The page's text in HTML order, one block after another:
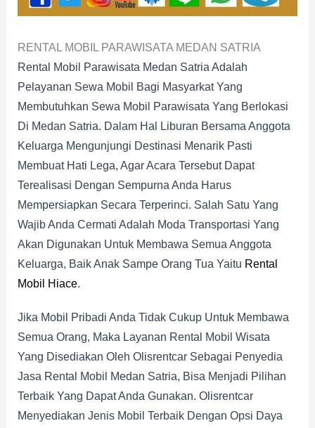
RENTAL MOBIL PARAWISATA MEDAN SATRIA
Rental Mobil Parawisata Medan Satria Adalah
Pelayanan Sewa Mobil Bagi Masyarkat Yang
Membutuhkan Sewa Mobil Parawisata Yang Berlokasi
Di Medan Satria. Dalam Hal Liburan Bersama Anggota
Keluarga Mengunjungi Destinasi Menarik Pasti
Membuat Hati Lega, Agar Acara Tersebut Dapat
Terealisasi Dengan Sempurna Anda Harus
Mempersiapkan Secara Terperinci. Salah Satu Yang
Wajib Anda Cermati Adalah Moda Transportasi Yang
Akan Digunakan Untuk Membawa Semua Anggota
Keluarga, Baik Anak Sampe Orang Tua Yaitu Rental
Mobil Hiace.
Jika Mobil Pribadi Anda Tidak Cukup Untuk Membawa
Semua Orang, Maka Layanan Rental Mobil Wisata
Yang Disediakan Oleh Olisrentcar Sebagai Penyedia
Jasa Rental Mobil Medan Satria, Bisa Menjadi Pilihan
Terbaik Yang Dapat Anda Gunakan. Olisrentcar
Menyediakan Jenis Mobil Terbaik Dengan Opsi Daya